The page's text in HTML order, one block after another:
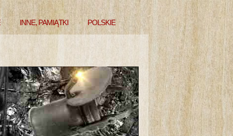
INNE, PAMIĄTKI POLSKIE